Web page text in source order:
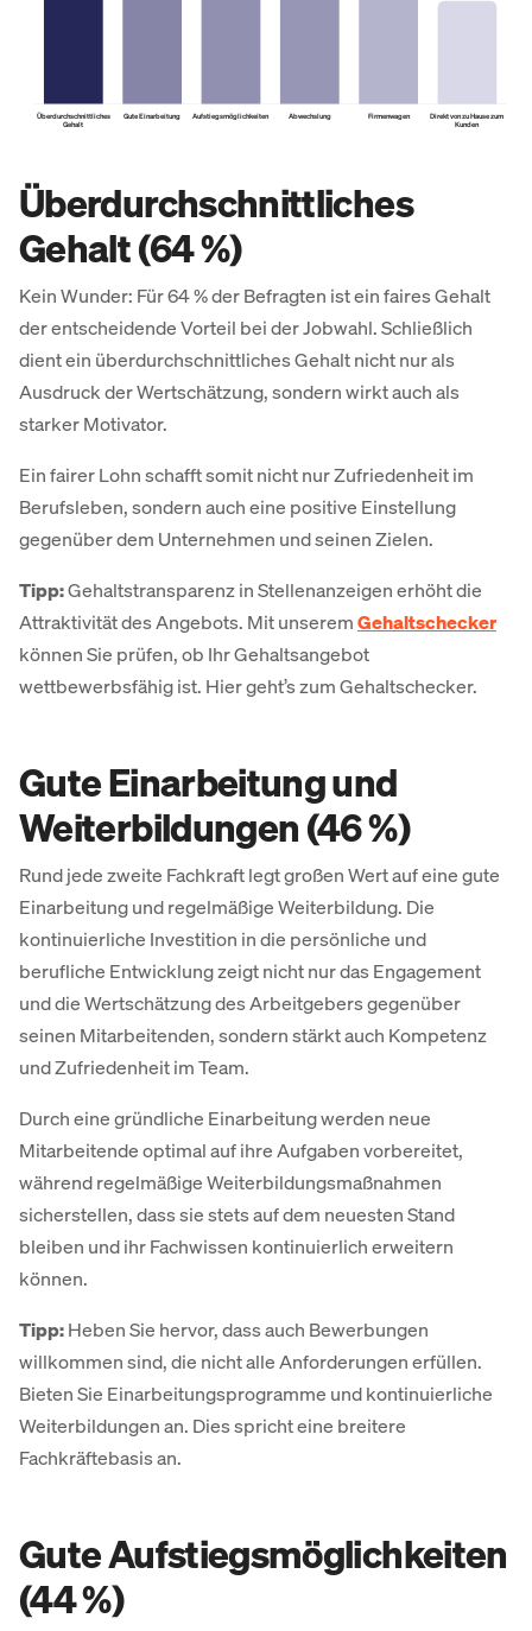
Überdurchschnittliches
Gehalt
Gute Einarbeitung Aufstiegsmöglichkeiten Abwechslung Firmenwagen
Direkt von zu Hause zum
Kunden
Über­durch­schnittliches
Gehalt (64 %)
Kein Wunder: Für 64 % der Befragten ist ein faires Gehalt
der entscheidende Vorteil bei der Jobwahl. Schließlich
dient ein überdurchschnittliches Gehalt nicht nur als
Ausdruck der Wertschätzung, sondern wirkt auch als
starker Motivator.
Ein fairer Lohn schafft somit nicht nur Zufriedenheit im
Berufsleben, sondern auch eine positive Einstellung
gegenüber dem Unternehmen und seinen Zielen.
Tipp:Gehaltstransparenz in Stellenanzeigen erhöht die
Attraktivität des Angebots. Mit unseremGehaltschecker
können Sie prüfen, ob Ihr Gehaltsangebot
wettbewerbsfähig ist. Hier geht’s zum Gehaltschecker.
Gute Einarbeitung und
Weiterbildungen (46 %)
Rund jede zweite Fachkraft legt großen Wert auf eine gute
Einarbeitung und regelmäßige Weiterbildung. Die
kontinuierliche Investition in die persönliche und
berufliche Entwicklung zeigt nicht nur das Engagement
und die Wertschätzung des Arbeitgebers gegenüber
seinen Mitarbeitenden, sondern stärkt auch Kompetenz
und Zufriedenheit im Team.
Durch eine gründliche Einarbeitung werden neue
Mitarbeitende optimal auf ihre Aufgaben vorbereitet,
während regelmäßige Weiterbildungsmaßnahmen
sicherstellen, dass sie stets auf dem neuesten Stand
bleiben und ihr Fachwissen kontinuierlich erweitern
können.
Tipp:Heben Sie hervor, dass auch Bewerbungen
willkommen sind, die nicht alle Anforderungen erfüllen.
Bieten Sie Einarbeitungsprogramme und kontinuierliche
Weiterbildungen an. Dies spricht eine breitere
Fachkräftebasis an.
Gute Auf­stiegs­möglichkeiten
(44 %)